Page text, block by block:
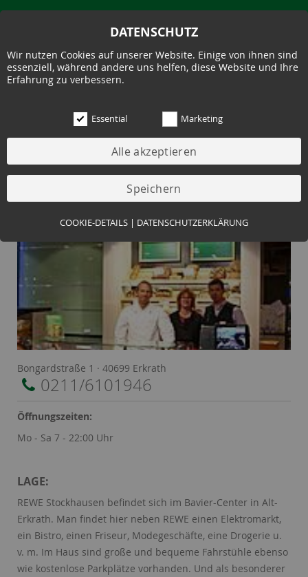
ERKRATH-CITY - REWE
STOCKHAUSEN
Bongardstraße 1 · 40699 Erkrath
0211/6101946
Öffnungszeiten:
Mo - Sa 7 - 22:00 Uhr
LAGE:
REWE Stockhausen befindet sich im Bavier-Center in Alt-
Erkrath. Man findet hier neben REWE einen Elektromarkt,
ein Bistro, einen Friseur, Modegeschäfte, eine Drogerie u.
v. m. Im Haus sind große und bequeme Fahrstühle ebenso
wie kostenlose Parkplätze vorhanden. Und als besonderer
DATENSCHUTZ
Wir nutzen Cookies auf unserer Website. Einige von ihnen sind
essenziell, während andere uns helfen, diese Website und Ihre
Erfahrung zu verbessern.
Essential Marketing
Essential (3)
Name:
Cookie Hinweis
Speichert die Cookie-Einstellungen des Besuchers
Cookies:
allowCookie
Laufzeit:
3 Monate
Name:
Zweck:
Speichert die aktuelle Session des Besuchers
Cookies:
PHPSESSID
Laufzeit:
Dauer der Browsersitzung
Name:
Resolution
Zweck:
Speichert die Auflösung des Browserfensters
Cookies:
resolution
Laufzeit:
Dauer der Browsersitzung
COOKIE-DETAILS | DATENSCHUTZERKLÄRUNG